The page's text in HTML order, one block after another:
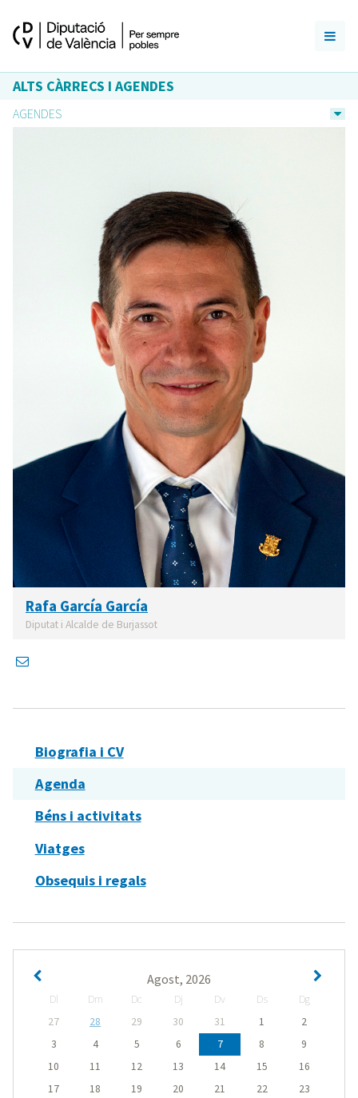
ALTS CÀRRECS I AGENDES
AGENDES
Rafa García García
Diputat i Alcalde de Burjassot
Biografia i CV
Agenda
Béns i activitats
Viatges
Obsequis i regals
Agost, 2026
Dl Dm Dc Dj Dv Ds
Dg
27
28 29 30 31 1
2
3
4 5 6 7 8
9
10
11 12 13 14 15
16
17
18 19 20 21 22
23